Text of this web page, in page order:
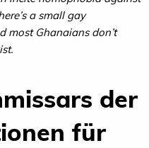
a small gay
most Ghanaians don’t
der
für